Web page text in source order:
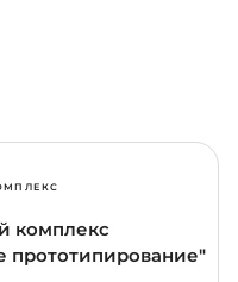
комплекс
прототипирование"